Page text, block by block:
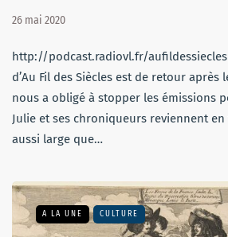
26 mai 2020
http://podcast.radiovl.fr/
d’Au Fil des Siècles est de retour
nous a obligé à stopper les émissions
Julie et ses chroniqueurs reviennent
aussi large que…
A LA UNE CULTURE